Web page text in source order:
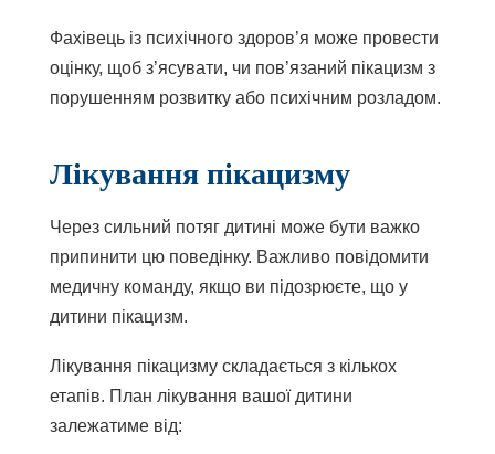
Фахівець із психічного здоров’я може провести
оцінку, щоб з’ясувати, чи пов’язаний пікацизм з
порушенням розвитку або психічним розладом.
Лікування пікацизму
Через сильний потяг дитині може бути важко
припинити цю поведінку. Важливо повідомити
медичну команду, якщо ви підозрюєте, що у
дитини пікацизм.
Лікування пікацизму складається з кількох
етапів. План лікування вашої дитини
залежатиме від: